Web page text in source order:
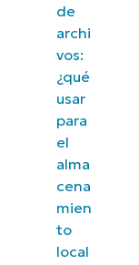
de
archi
vos:
¿qué
usar
para
el
alma
cena
mien
to
local
Explora